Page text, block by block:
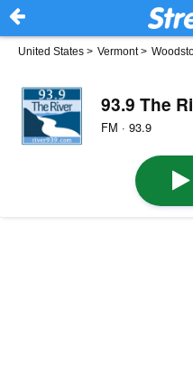
United States > Vermont>
93.9 The
FM · 93.9